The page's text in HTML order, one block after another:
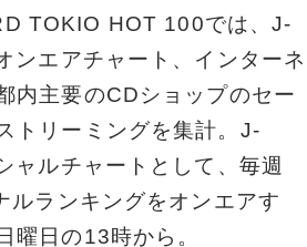
TOKIO HOT 100では、J-
ンエアチャート、インターネ
内主要のCDショップのセー
トリーミングを集計。J-
ャルチャートとして、毎週
ルランキングをオンエアす
曜日の13時から。